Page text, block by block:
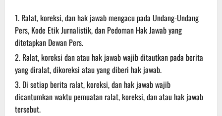
Ralat, koreksi, dan hak jawab mengacu pada Undang-Undang
Pers, Kode Etik Jurnalistik, dan Pedoman Hak Jawab yang
ditetapkan Dewan Pers.
Ralat, koreksi dan atau hak jawab wajib ditautkan pada berita
yang diralat, dikoreksi atau yang diberi hak jawab.
Di setiap berita ralat, koreksi, dan hak jawab wajib
dicantumkan waktu pemuatan ralat, koreksi, dan atau hak jawab
tersebut.